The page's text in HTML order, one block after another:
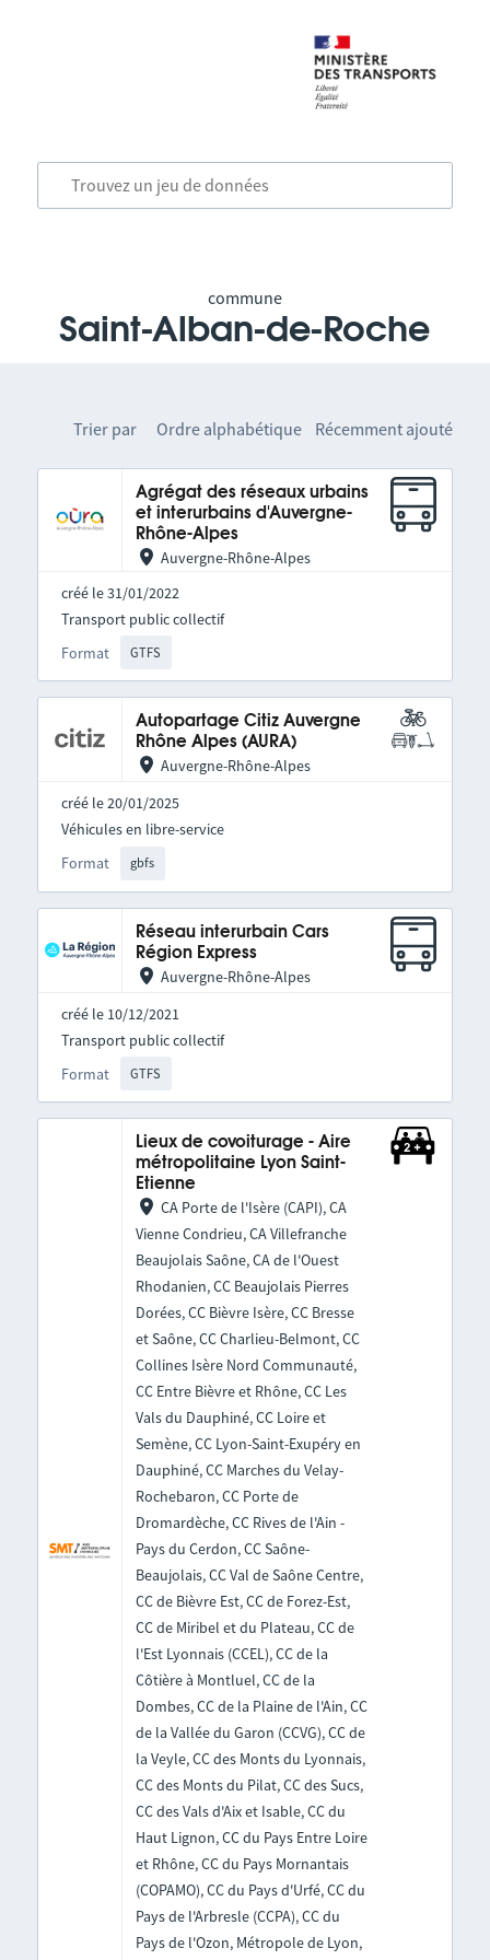
commune
Saint-Alban-de-Roche
Trier par Ordre alphabétique Récemment ajouté
Agrégat des réseaux urbains
et interurbains d'Auvergne-
Rhône-Alpes
Auvergne-Rhône-Alpes
créé le 31/01/2022
Format GTFS
Transport public collectif
Autopartage Citiz Auvergne
Rhône Alpes (AURA)
Auvergne-Rhône-Alpes
créé le 20/01/2025
Format gbfs
Véhicules en libre-service
Réseau interurbain Cars
Région Express
Auvergne-Rhône-Alpes
créé le 10/12/2021
Format GTFS
Transport public collectif
Lieux de covoiturage - Aire
métropolitaine Lyon Saint-
Etienne
CA Porte de l'Isère (CAPI), CA
Vienne Condrieu, CA Villefranche
Beaujolais Saône, CA de l'Ouest
Rhodanien, CC Beaujolais Pierres
Dorées, CC Bièvre Isère, CC Bresse
et Saône, CC Charlieu-Belmont, CC
Collines Isère Nord Communauté,
CC Entre Bièvre et Rhône, CC Les
Vals du Dauphiné, CC Loire et
Semène, CC Lyon-Saint-Exupéry en
Dauphiné, CC Marches du Velay-
Rochebaron, CC Porte de
Dromardèche, CC Rives de l'Ain -
Pays du Cerdon, CC Saône-
Beaujolais, CC Val de Saône Centre,
CC de Bièvre Est, CC de Forez-Est,
CC de Miribel et du Plateau, CC de
l'Est Lyonnais (CCEL), CC de la
Côtière à Montluel, CC de la
Dombes, CC de la Plaine de l'Ain, CC
de la Vallée du Garon (CCVG), CC de
la Veyle, CC des Monts du Lyonnais,
CC des Monts du Pilat, CC des Sucs,
CC des Vals d'Aix et Isable, CC du
Haut Lignon, CC du Pays Entre Loire
et Rhône, CC du Pays Mornantais
(COPAMO), CC du Pays d'Urfé, CC du
Pays de l'Arbresle (CCPA), CC du
Pays de l'Ozon, Métropole de Lyon,